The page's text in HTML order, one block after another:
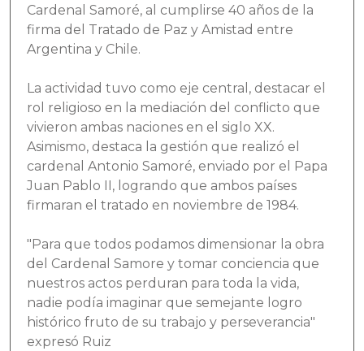
Cardenal Samoré, al cumplirse 40 años de la
firma del Tratado de Paz y Amistad entre
Argentina y Chile.
La actividad tuvo como eje central, destacar el
rol religioso en la mediación del conflicto que
vivieron ambas naciones en el siglo XX.
Asimismo, destaca la gestión que realizó el
cardenal Antonio Samoré, enviado por el Papa
Juan Pablo II, logrando que ambos países
firmaran el tratado en noviembre de 1984.
"Para que todos podamos dimensionar la obra
del Cardenal Samore y tomar conciencia que
nuestros actos perduran para toda la vida,
nadie podía imaginar que semejante logro
histórico fruto de su trabajo y perseverancia"
expresó Ruiz